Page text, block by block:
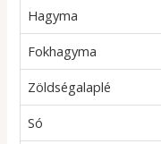
Hagyma
Fokhagyma
Zöldségalaplé
Só